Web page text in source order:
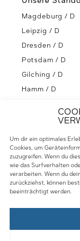
Um dir ein optimales
Cookies, um
zuzugreifen. Wenn du
wie das Surfverhalten
verarbeiten. Wenn du
zurückziehst, können
beeinträchtigt werden.
Magdeburg / D
Leipzig / D
Dresden / D
Potsdam / D
Gilching / D
Hamm / D
Schaffhausen /
Impressum